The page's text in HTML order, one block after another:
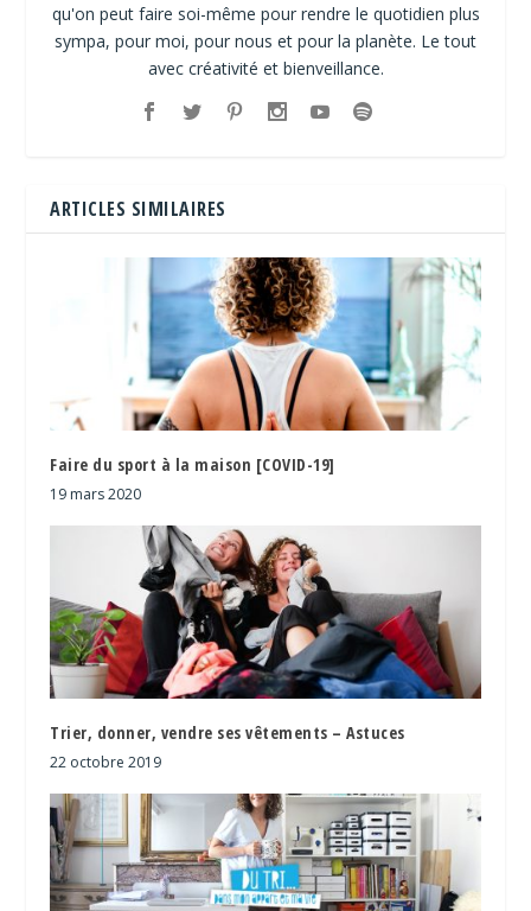
qu'on peut faire soi-même pour rendre le quotidien plus
sympa, pour moi, pour nous et pour la planète. Le tout
avec créativité et bienveillance.
ARTICLES SIMILAIRES
Faire du sport à la maison [COVID-19]
19 mars 2020
Trier, donner, vendre ses vêtements – Astuces
22 octobre 2019